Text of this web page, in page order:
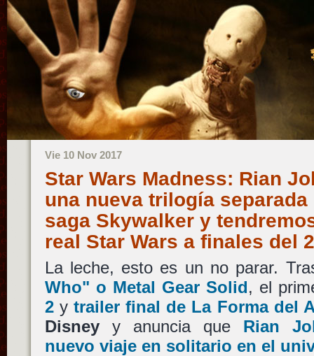
Vie 10 Nov 2017
Star Wars Madness: Rian
una nueva trilogía
saga Skywalker y
real Star Wars a finales del
La leche, esto es un no parar.
Who" o Metal Gear Solid, el
2y trailer final de La Forma del
Disneyy anuncia que Rian
nuevo viaje en solitario en el